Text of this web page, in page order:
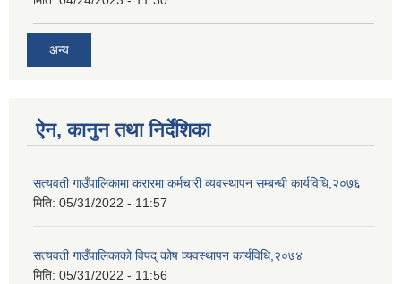
अन्य
ऐन, कानुन तथा निर्देशिका
सत्यवती गाउँपालिकामा करारमा कर्मचारी व्यवस्थापन सम्बन्धी कार्यविधि,२०७६
मिति: 05/31/2022 - 11:57
सत्यवती गाउँपालिकाको विपद् कोष व्यवस्थापन कार्यविधि,२०७४
मिति: 05/31/2022 - 11:56